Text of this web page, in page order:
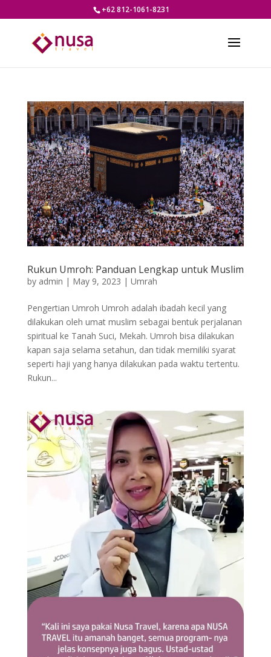
+62 812-1061-8231
Rukun Umroh: Panduan Lengkap untuk Muslim
by admin | May 9, 2023 | Umrah
Pengertian Umroh Umroh adalah ibadah kecil yang
dilakukan oleh umat muslim sebagai bentuk perjalanan
spiritual ke Tanah Suci, Mekah. Umroh bisa dilakukan
kapan saja selama setahun, dan tidak memiliki syarat
seperti haji yang hanya dilakukan pada waktu tertentu.
Rukun...